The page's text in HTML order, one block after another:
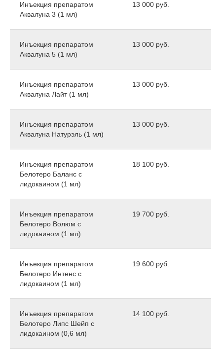
Инъекция препаратом
Аквалуна 3 (1 мл)
13 000 руб.
Инъекция препаратом
Аквалуна 5 (1 мл)
13 000 руб.
Инъекция препаратом
Аквалуна Лайт (1 мл)
13 000 руб.
Инъекция препаратом
Аквалуна Натурэль (1 мл)
13 000 руб.
Инъекция препаратом
Белотеро Баланс с
лидокаином (1 мл)
18 100 руб.
Инъекция препаратом
Белотеро Волюм с
лидокаином (1 мл)
19 700 руб.
Инъекция препаратом
Белотеро Интенс c
лидокаином (1 мл)
19 600 руб.
Инъекция препаратом
Белотеро Липс Шейп c
лидокаином (0,6 мл)
14 100 руб.